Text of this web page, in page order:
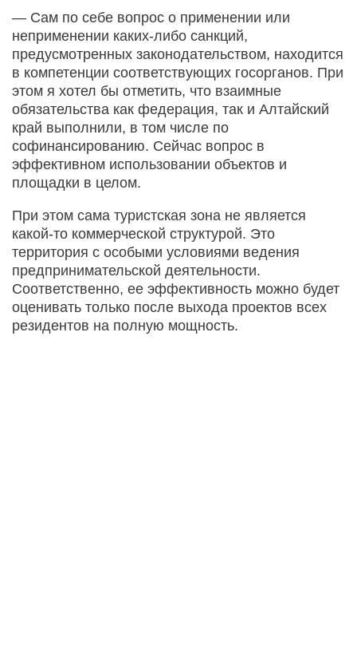
— Сам по себе вопрос о применении или
неприменении каких-либо санкций,
предусмотренных законодательством, находится
в компетенции соответствующих госорганов. При
этом я хотел бы отметить, что взаимные
обязательства как федерация, так и Алтайский
край выполнили, в том числе по
софинансированию. Сейчас вопрос в
эффективном использовании объектов и
площадки в целом.
При этом сама туристская зона не является
какой-то коммерческой структурой. Это
территория с особыми условиями ведения
предпринимательской деятельности.
Соответственно, ее эффективность можно будет
оценивать только после выхода проектов всех
резидентов на полную мощность.